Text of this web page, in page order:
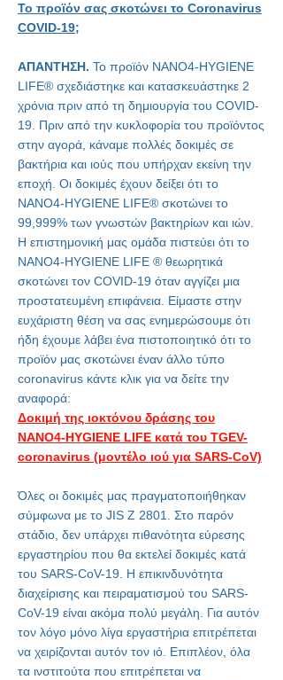
Το προϊόν σας σκοτώνει το Coronavirus
COVID-19;
ΑΠΑΝΤΗΣΗ. Το προϊόν NANO4-HYGIENE
LIFE® σχεδιάστηκε και κατασκευάστηκε 2
χρόνια πριν από τη δημιουργία του COVID-
19. Πριν από την κυκλοφορία του προϊόντος
στην αγορά, κάναμε πολλές δοκιμές σε
βακτήρια και ιούς που υπήρχαν εκείνη την
εποχή. Οι δοκιμές έχουν δείξει ότι το
NANO4-HYGIENE LIFE® σκοτώνει το
99,999% των γνωστών βακτηρίων και ιών.
Η επιστημονική μας ομάδα πιστεύει ότι το
NANO4-HYGIENE LIFE ® θεωρητικά
σκοτώνει τον COVID-19 όταν αγγίζει μια
προστατευμένη επιφάνεια. Είμαστε στην
ευχάριστη θέση να σας ενημερώσουμε ότι
ήδη έχουμε λάβει ένα πιστοποιητικό ότι το
προϊόν μας σκοτώνει έναν άλλο τύπο
coronavirus κάντε κλικ για να δείτε την
αναφορά:
Δοκιμή της ιοκτόνου δράσης του
NANO4-HYGIENE LIFE κατά του TGEV-
coronavirus (μοντέλο ιού για SARS-CoV)
Όλες οι δοκιμές μας πραγματοποιήθηκαν
σύμφωνα με το JIS Z 2801. Στο παρόν
στάδιο, δεν υπάρχει πιθανότητα εύρεσης
εργαστηρίου που θα εκτελεί δοκιμές κατά
του SARS-CoV-19. Η επικινδυνότητα
διαχείρισης και πειραματισμού του SARS-
CoV-19 είναι ακόμα πολύ μεγάλη. Για αυτόν
τον λόγο μόνο λίγα εργαστήρια επιτρέπεται
να χειρίζονται αυτόν τον ιό. Επιπλέον, όλα
τα ινστιτούτα που επιτρέπεται να